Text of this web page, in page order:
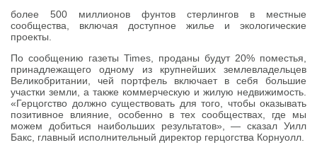
более 500 миллионов фунтов стерлингов в местные
сообщества, включая доступное жилье и экологические
проекты.
По сообщению газеты Times, проданы будут 20% поместья,
принадлежащего одному из крупнейших землевладельцев
Великобритании, чей портфель включает в себя большие
участки земли, а также коммерческую и жилую недвижимость.
«Герцогство должно существовать для того, чтобы оказывать
позитивное влияние, особенно в тех сообществах, где мы
можем добиться наибольших результатов», — сказал Уилл
Бакс, главный исполнительный директор герцогства Корнуолл.